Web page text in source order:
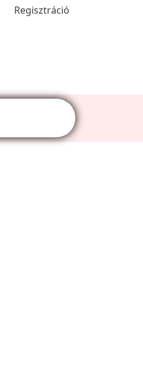
Regisztráció